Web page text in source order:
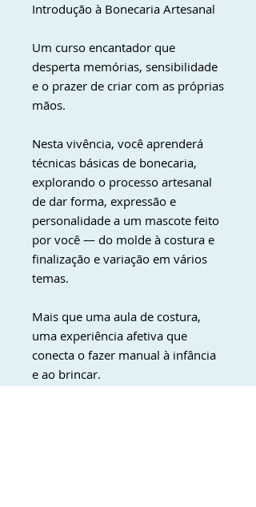
Introdução à Bonecaria Artesanal
Um curso encantador que
desperta memórias, sensibilidade
e o prazer de criar com as próprias
mãos.
Nesta vivência, você aprenderá
técnicas básicas de bonecaria,
explorando o processo artesanal
de dar forma, expressão e
personalidade a um mascote feito
por você — do molde à costura e
finalização e variação em vários
temas.
Mais que uma aula de costura,
uma experiência afetiva que
conecta o fazer manual à infância
e ao brincar.